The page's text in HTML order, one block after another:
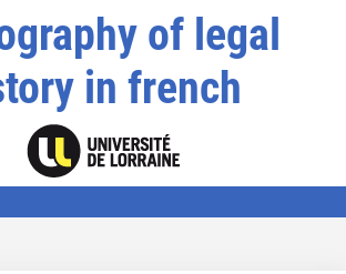
of legal
in french